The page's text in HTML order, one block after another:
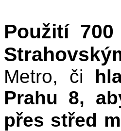
Použití
Metro, či
Prahu 8,
přes střed